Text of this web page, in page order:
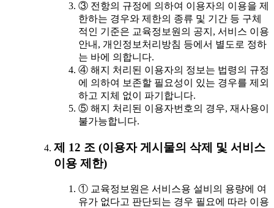
③ 전항의 규정에 의하여 이용자의 이용을 제
한하는 경우와 제한의 종류 및 기간 등 구체
적인 기준은 교육정보원의 공지, 서비스 이용
안내, 개인정보처리방침 등에서 별도로 정하
는 바에 의합니다.
④ 해지 처리된 이용자의 정보는 법령의 규정
에 의하여 보존할 필요성이 있는 경우를 제외
하고 지체 없이 파기합니다.
⑤ 해지 처리된 이용자번호의 경우, 재사용이
불가능합니다.
제 12 조 (이용자 게시물의 삭제 및 서비스
이용 제한)
① 교육정보원은 서비스용 설비의 용량에 여
유가 없다고 판단되는 경우 필요에 따라 이용